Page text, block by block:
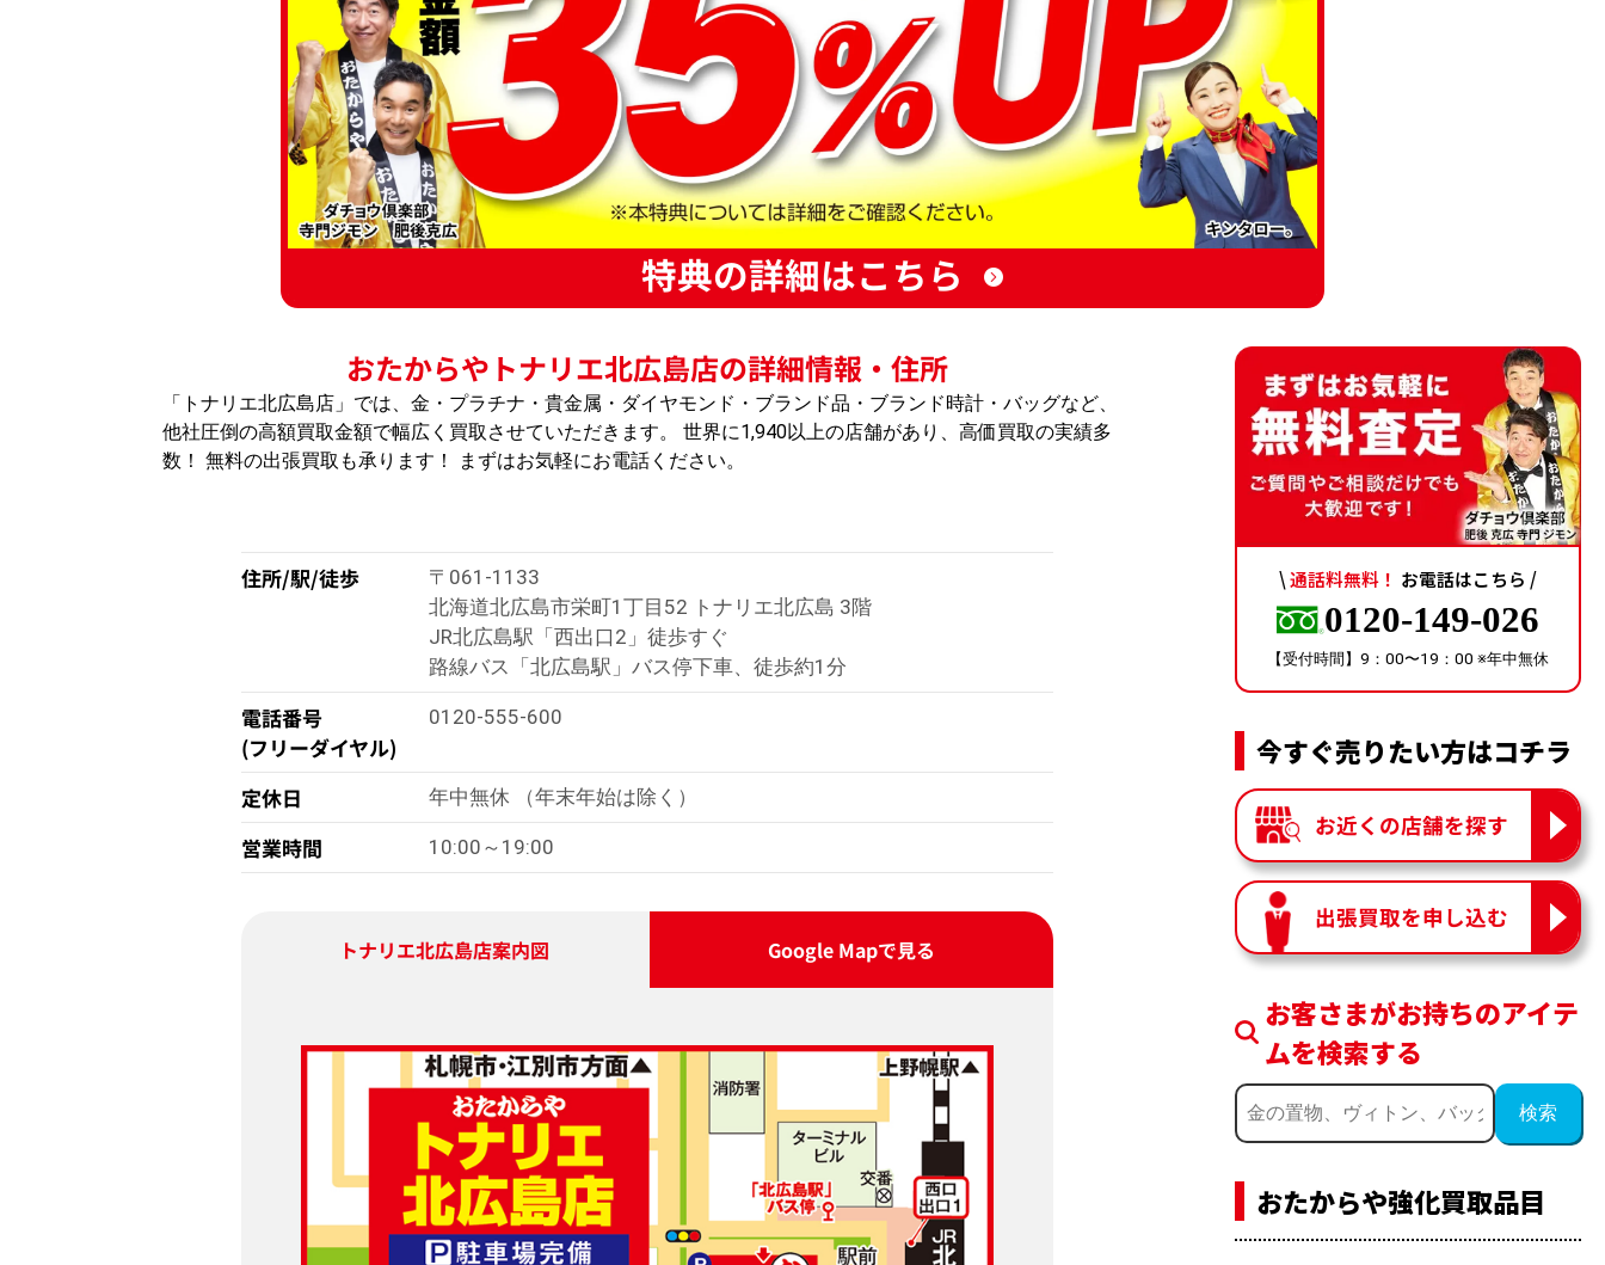
特典の詳細はこちら
おたからやトナリエ北広島店の詳細情報・住所
「トナリエ北広島店」では、金・プラチナ・貴金属・ダイヤモンド・ブランド品・ブランド時計・バッグなど、
他社圧倒の高額買取金額で幅広く買取させていただきます。 世界に1,940以上の店舗があり、高価買取の実績多
数！ 無料の出張買取も承ります！ まずはお気軽にお電話ください。
住所/駅/徒歩
〒061-1133
北海道北広島市栄町1丁目52 トナリエ北広島 3階
JR北広島駅「西出口2」徒歩すぐ
路線バス「北広島駅」バス停下車、徒歩約1分
電話番号
(フリーダイヤル)
0120-555-600
定休日 年中無休 （年末年始は除く）
営業時間 10:00～19:00
トナリエ北広島店案内図 Google Mapで見る
\通話料無料！ お電話はこちら /
0120-149-026
【受付時間】9：00〜19：00 ※年中無休
今すぐ売りたい方はコチラ
お近くの店舗を探す
出張買取を申し込む
お客さまがお持ちのアイテ
ムを検索する
おたからや強化買取品目